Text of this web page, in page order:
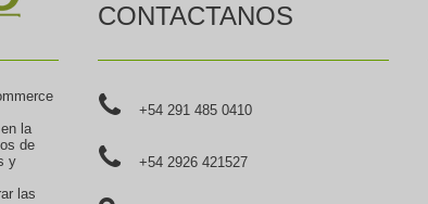
la
de
y
las
CONTACTANOS
+54 291 485 0410
+54 2926 421527